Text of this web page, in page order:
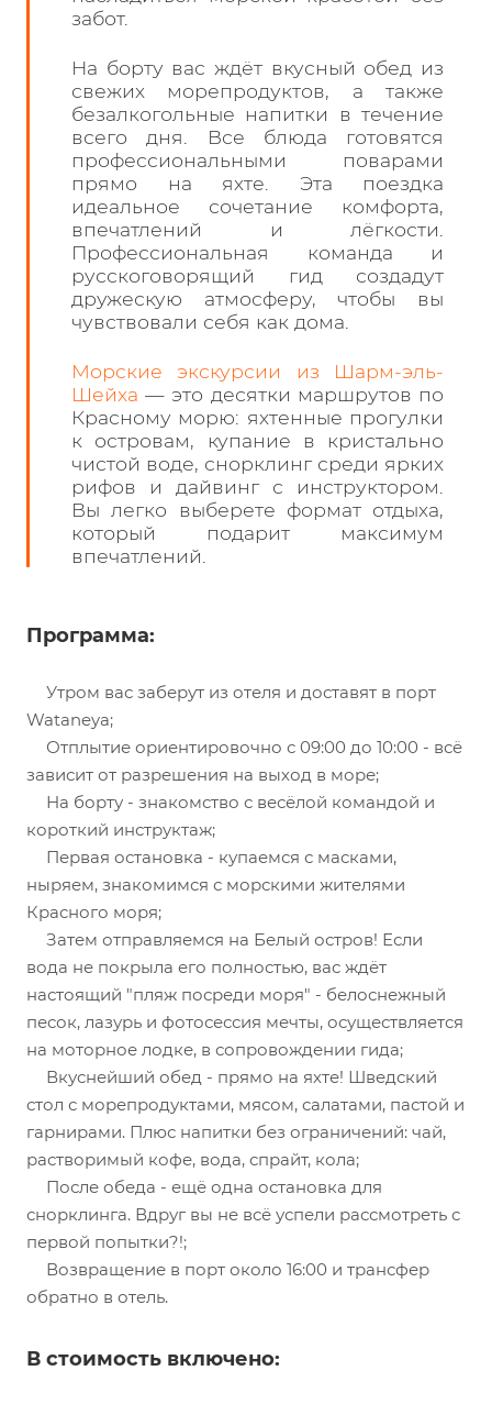
забот.
На борту вас ждёт вкусный обед из
свежих морепродуктов, а также
безалкогольные напитки в течение
всего дня. Все блюда готовятся
профессиональными поварами
прямо на яхте. Эта поездка
идеальное сочетание комфорта,
впечатлений и лёгкости.
Профессиональная команда и
русскоговорящий гид создадут
дружескую атмосферу, чтобы вы
чувствовали себя как дома.
Морские экскурсии из Шарм-эль-
Шейха — это десятки маршрутов по
Красному морю: яхтенные прогулки
к островам, купание в кристально
чистой воде, снорклинг среди ярких
рифов и дайвинг с инструктором.
Вы легко выберете формат отдыха,
который подарит максимум
впечатлений.
Программа:
Утром вас заберут из отеля и доставят в порт
Wataneya;
Отплытие ориентировочно с 09:00 до 10:00 - всё
зависит от разрешения на выход в море;
На борту - знакомство с весёлой командой и
короткий инструктаж;
Первая остановка - купаемся с масками,
ныряем, знакомимся с морскими жителями
Красного моря;
Затем отправляемся на Белый остров! Если
вода не покрыла его полностью, вас ждёт
настоящий "пляж посреди моря" - белоснежный
песок, лазурь и фотосессия мечты, осуществляется
на моторное лодке, в сопровождении гида;
Вкуснейший обед - прямо на яхте! Шведский
стол с морепродуктами, мясом, салатами, пастой и
гарнирами. Плюс напитки без ограничений: чай,
растворимый кофе, вода, спрайт, кола;
После обеда - ещё одна остановка для
снорклинга. Вдруг вы не всё успели рассмотреть с
первой попытки?!;
Возвращение в порт около 16:00 и трансфер
обратно в отель.
В стоимость включено: